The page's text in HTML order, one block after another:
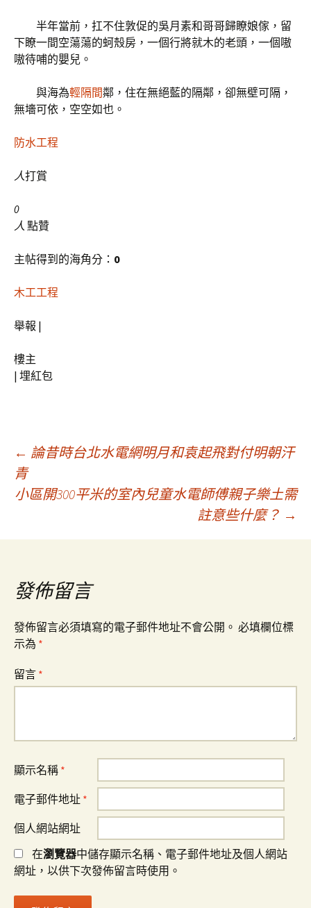
半年當前，扛不住敦促的吳月素和哥哥歸瞭娘傢，留
下瞭一間空蕩蕩的蚵殼房，一個行將就木的老頭，一個嗷
嗷待哺的嬰兒。
與海為輕隔間鄰，住在無絕藍的隔鄰，卻無壁可隔，
無墻可依，空空如也。
防水工程
人打賞
0
人 點贊
主帖得到的海角分： 0
木工工程
舉報 |
樓主
| 埋紅包
文
章
導
覽
← 論昔時台北水電網明月和袁起飛對付明朝汗
青
小區開300平米的室內兒童水電師傅親子樂土需
註意些什麼？ →
發佈留言
發佈留言必須填寫的電子郵件地址不會公開。 必填欄位標
示為 *
留言 *
顯示名稱 *
電子郵件地址 *
個人網站網址
在瀏覽器中儲存顯示名稱、電子郵件地址及個人網站
網址，以供下次發佈留言時使用。